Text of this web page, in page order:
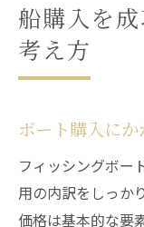
船購入を
考え方
ボート購入に
フィッシングボー
用の内訳をしっか
価格は基本的な要